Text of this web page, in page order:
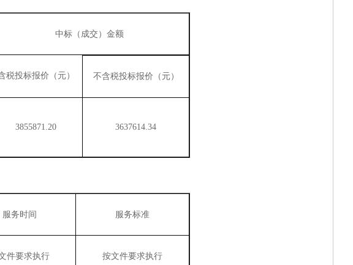
中山市火炬科学技术学校（南朗校区）善贤楼一楼接待服务
中标（ 成交 ） 金额
税投标报价（元） 不含税投标报价（元）
3855871.20 3637614.34
服务时间 服务标准
件要求执行 按文件要求执行